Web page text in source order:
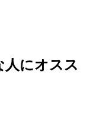
人にオスス